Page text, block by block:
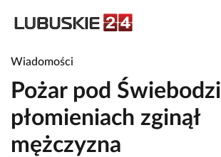
Wiadomości
Pożar pod
płomieniach zginął
mężczyzna